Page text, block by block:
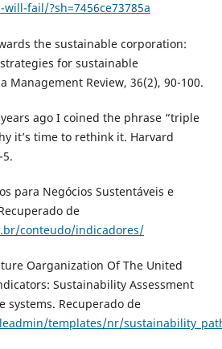
fail/?sh=7456ce73785a
the sustainable corporation:
for sustainable
Management Review, 36(2), 90-100.
ago I coined the phrase “triple
it’s time to rethink it. Harvard
para Negócios Sustentáveis e
de
conteudo/indicadores/
Oarganization Of The United
Sustainability Assessment
systems. Recuperado de
templates/nr/